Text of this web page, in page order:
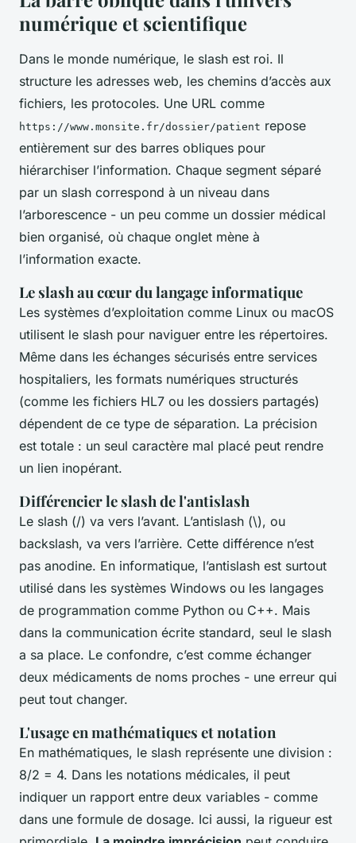
numérique et scientifique
Dans le monde numérique, le slash est roi. Il
structure les adresses web, les chemins d’accès aux
fichiers, les protocoles. Une URL comme
https://www.monsite.fr/dossier/patient repose
entièrement sur des barres obliques pour
hiérarchiser l’information. Chaque segment séparé
par un slash correspond à un niveau dans
l’arborescence - un peu comme un dossier médical
bien organisé, où chaque onglet mène à
l’information exacte.
Le slash au cœur du langage informatique
Les systèmes d’exploitation comme Linux ou macOS
utilisent le slash pour naviguer entre les répertoires.
Même dans les échanges sécurisés entre services
hospitaliers, les formats numériques structurés
(comme les fichiers HL7 ou les dossiers partagés)
dépendent de ce type de séparation. La précision
est totale : un seul caractère mal placé peut rendre
un lien inopérant.
Différencier le slash de l'antislash
Le slash (/) va vers l’avant. L’antislash (\), ou
backslash, va vers l’arrière. Cette différence n’est
pas anodine. En informatique, l’antislash est surtout
utilisé dans les systèmes Windows ou les langages
de programmation comme Python ou C++. Mais
dans la communication écrite standard, seul le slash
a sa place. Le confondre, c’est comme échanger
deux médicaments de noms proches - une erreur qui
peut tout changer.
L'usage en mathématiques et notation
En mathématiques, le slash représente une division :
8/2 = 4. Dans les notations médicales, il peut
indiquer un rapport entre deux variables - comme
dans une formule de dosage. Ici aussi, la rigueur est